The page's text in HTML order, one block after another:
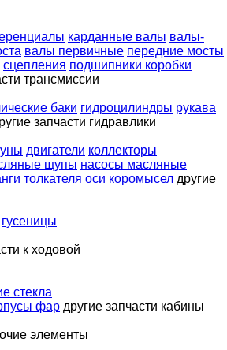
карданные валы валы-
валы первичные передние мосты
сцепления подшипники коробки
трансмиссии
баки гидроцилиндры рукава
запчасти гидравлики
двигатели коллекторы
щупы насосы масляные
толкателя оси коромысел другие
гусеницы
к ходовой
стекла
фар другие запчасти кабины
элементы